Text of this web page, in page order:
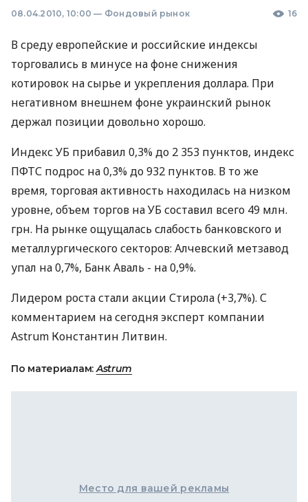
08.04.2010, 10:00 — Фондовый рынок 16
В среду европейские и российские индексы
торговались в минусе на фоне снижения
котировок на сырье и укрепления доллара. При
негативном внешнем фоне украинский рынок
держал позиции довольно хорошо.
Индекс УБ прибавил 0,3% до 2 353 пунктов, индекс
ПФТС подрос на 0,3% до 932 пунктов. В то же
время, торговая активность находилась на низком
уровне, объем торгов на УБ составил всего 49 млн.
грн. На рынке ощущалась слабость банковского и
металлургического секторов: Алчевский метзавод
упал на 0,7%, Банк Аваль - на 0,9%.
Лидером роста стали акции Стирола (+3,7%). С
комментарием на сегодня эксперт компании
Astrum Константин Литвин.
По материалам:Astrum
Место для вашей рекламы